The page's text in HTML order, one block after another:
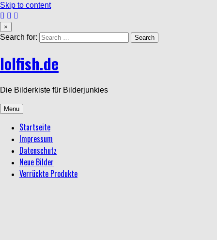
Skip to content
×
Search for:
lolfish.de
Die Bilderkiste für Bilderjunkies
Menu
Startseite
Impressum
Datenschutz
Neue Bilder
Verrückte Produkte